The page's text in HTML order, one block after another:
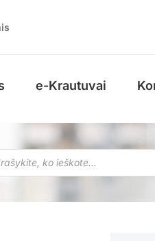
e-Krautuvai